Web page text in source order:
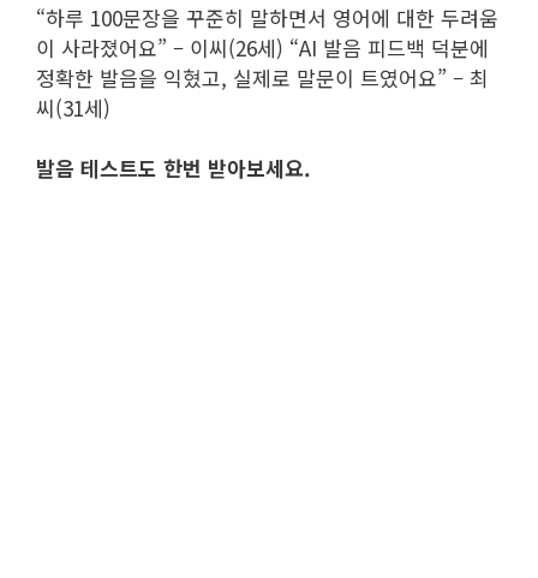
“하루 100문장을 꾸준히 말하면서 영어에 대한 두려움
이 사라졌어요” – 이씨(26세) “AI 발음 피드백 덕분에
정확한 발음을 익혔고, 실제로 말문이 트였어요” – 최
씨(31세)
발음 테스트도 한번 받아보세요.